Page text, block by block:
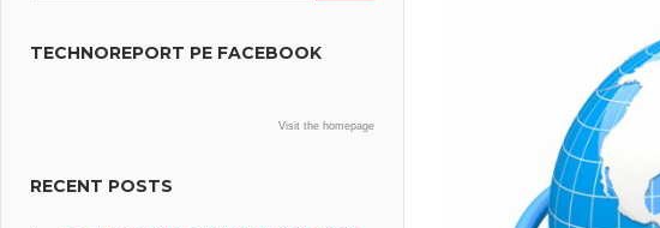
TECHNOREPORT PE FACEBOOK
Visit the homepage
RECENT POSTS